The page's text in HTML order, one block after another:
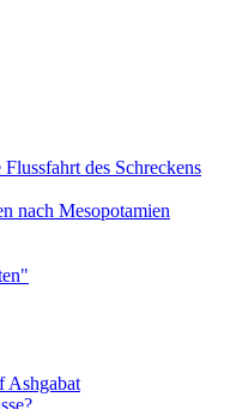
des Schreckens
nach Mesopotamien
Ashgabat